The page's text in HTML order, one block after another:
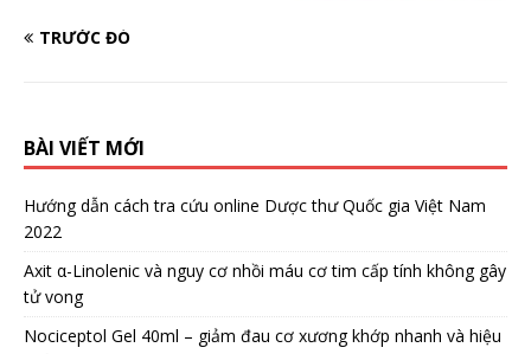
TRƯỚC ĐÓ
BÀI VIẾT MỚI
Hướng dẫn cách tra cứu online Dược thư Quốc gia Việt Nam
2022
Axit α-Linolenic và nguy cơ nhồi máu cơ tim cấp tính không gây
tử vong
Nociceptol Gel 40ml – giảm đau cơ xương khớp nhanh và hiệu